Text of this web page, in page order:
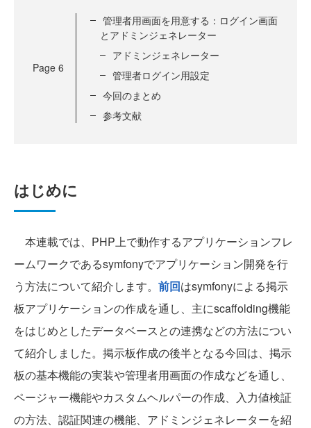
Page 6
管理者用画面を用意する：ログイン画面
とアドミンジェネレーター
アドミンジェネレーター
管理者ログイン用設定
今回のまとめ
参考文献
はじめに
本連載では、PHP上で動作するアプリケーションフレ
ームワークであるsymfonyでアプリケーション開発を行
う方法について紹介します。 前回はsymfonyによる掲示
板アプリケーションの作成を通し、主にscaffolding機能
をはじめとしたデータベースとの連携などの方法につい
て紹介しました。掲示板作成の後半となる今回は、掲示
板の基本機能の実装や管理者用画面の作成などを通し、
ページャー機能やカスタムヘルパーの作成、入力値検証
の方法、認証関連の機能、アドミンジェネレーターを紹